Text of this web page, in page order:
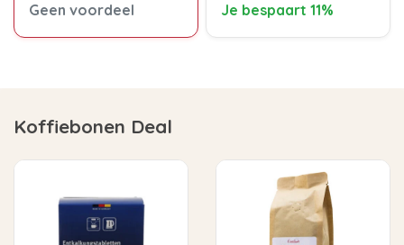
Geen voordeel Je bespaart 11%
Koffiebonen Deal